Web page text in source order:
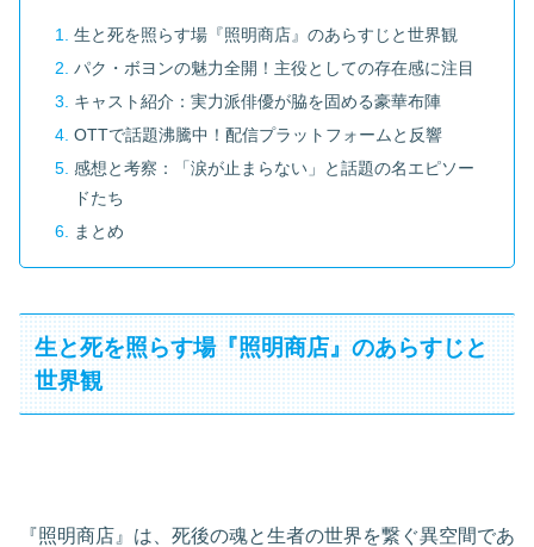
生と死を照らす場『照明商店』のあらすじと世界観
パク・ボヨンの魅力全開！主役としての存在感に注目
キャスト紹介：実力派俳優が脇を固める豪華布陣
OTTで話題沸騰中！配信プラットフォームと反響
感想と考察：「涙が止まらない」と話題の名エピソー
ドたち
まとめ
生と死を照らす場『照明商店』のあらすじと
世界観
『照明商店』は、死後の魂と生者の世界を繋ぐ異空間であ